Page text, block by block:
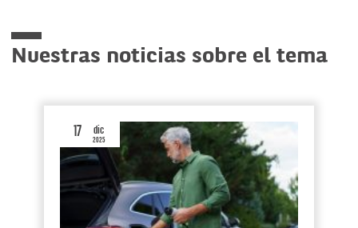
Nuestras noticias sobre el tema
17 dic
2025